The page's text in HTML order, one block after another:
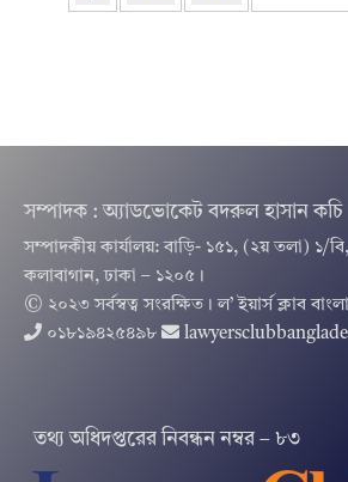
সম্পাদক : অ্যাডভোকেট বদরুল হাসান কচি
সম্পাদকীয় কার্যালয়: বাড়ি- ১৫১, (২য় তলা) ১/
কলাবাগান, ঢাকা – ১২০৫।
© ২০২৩ সর্বস্বত্ব সংরক্ষিত । ল’ ইয়ার্স ক্লাব
০১৮১৯৪২৫৪৯৮
তথ‌্য অ‌ধিদপ্ত‌রের নিবন্ধন নম্বর – ৮৩